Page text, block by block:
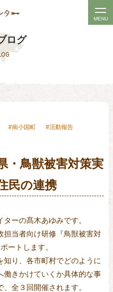
t
a
MENU
ログ
南小国町 活動報告
・鳥獣被害対策実
民の連携
ーの髙木あゆみです。
担当者向け研修『鳥獣被害対
ートします。
知り、各市町村でどのように
働きかけていくか具体的な事
全３回開催されます。